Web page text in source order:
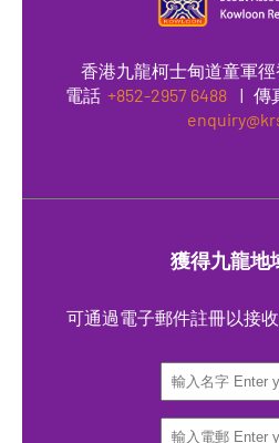
香港九龍柯士甸道童軍
電話 +852-2957 6488 | 傳
獲得九龍地
可通過電子郵件註冊以接